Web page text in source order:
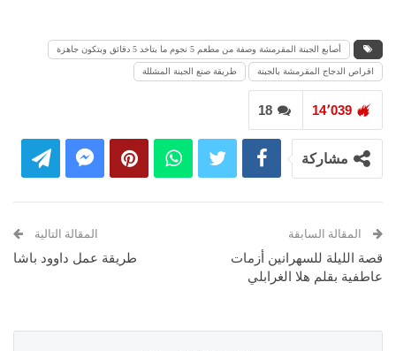
أصابع الجبنة المقرمشة وصفة من مطعم 5 نجوم ما بتاخد 5 دقائق وبتكون جاهزة
اقراص الدجاج المقرمشة بالجبنة طريقة صنع الجبنة المشللة
18 14٬039
مشاركة
المقالة السابقة
قصة الليلة للسهرانين أزمات
عاطفية بقلم هلا الغرابلي
المقالة التالية
طريقة عمل داوود باشا